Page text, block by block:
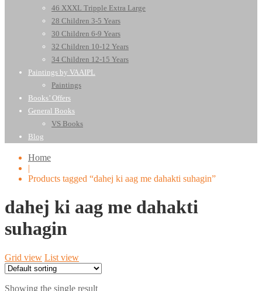
46 XXXL Tripple Extra Large
28 Children 3-5 Years
30 Children 6-9 Years
32 Children 10-12 Years
34 Children 12-15 Years
Paintings by VAAIPL
Paintings
Books’ Offers
General Books
VS Books
Blog
Home
|
Products tagged “dahej ki aag me dahakti suhagin”
dahej ki aag me dahakti
suhagin
Grid view List view
Showing the single result